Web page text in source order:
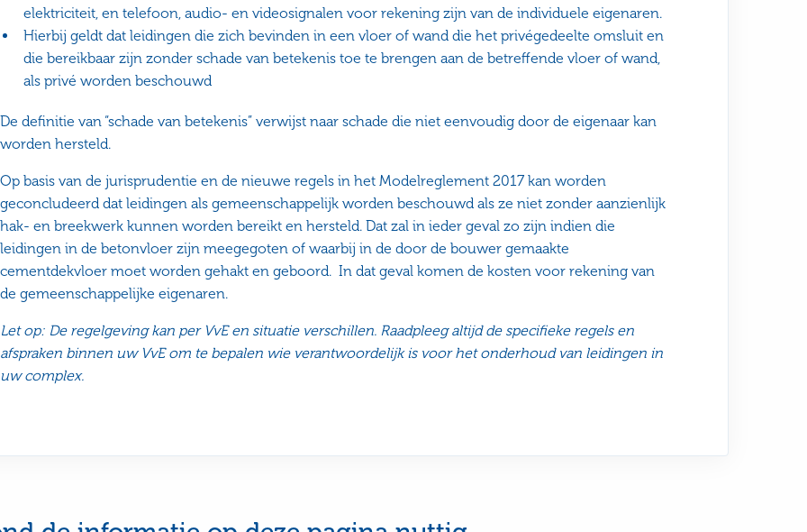
elektriciteit, en telefoon, audio- en videosignalen voor rekening zijn van de individuele eigenaren.
Hierbij geldt dat leidingen die zich bevinden in een vloer of wand die het privégedeelte omsluit en
die bereikbaar zijn zonder schade van betekenis toe te brengen aan de betreffende vloer of wand,
als privé worden beschouwd
De definitie van “schade van betekenis” verwijst naar schade die niet eenvoudig door de eigenaar kan
worden hersteld.
Op basis van de jurisprudentie en de nieuwe regels in het Modelreglement 2017 kan worden
geconcludeerd dat leidingen als gemeenschappelijk worden beschouwd als ze niet zonder aanzienlijk
hak- en breekwerk kunnen worden bereikt en hersteld. Dat zal in ieder geval zo zijn indien die
leidingen in de betonvloer zijn meegegoten of waarbij in de door de bouwer gemaakte
cementdekvloer moet worden gehakt en geboord. In dat geval komen de kosten voor rekening van
de gemeenschappelijke eigenaren.
Let op: De regelgeving kan per VvE en situatie verschillen. Raadpleeg altijd de specifieke regels en
afspraken binnen uw VvE om te bepalen wie verantwoordelijk is voor het onderhoud van leidingen in
uw complex.